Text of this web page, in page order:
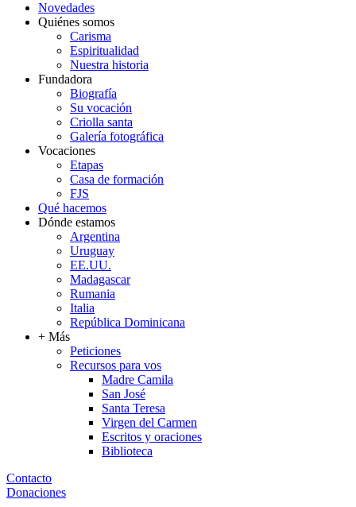
Novedades
Quiénes somos
Carisma
Espiritualidad
Nuestra historia
Fundadora
Biografía
Su vocación
Criolla santa
Galería fotográfica
Vocaciones
Etapas
Casa de formación
FJS
Qué hacemos
Dónde estamos
Argentina
Uruguay
EE.UU.
Madagascar
Rumania
Italia
República Dominicana
+ Más
Peticiones
Recursos para vos
Madre Camila
San José
Santa Teresa
Virgen del Carmen
Escritos y oraciones
Biblioteca
Contacto
Donaciones